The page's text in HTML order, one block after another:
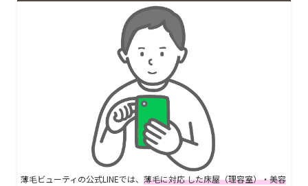
薄毛ビューティの公式LINEでは、 薄毛に対応 した床屋（理容室）・美容